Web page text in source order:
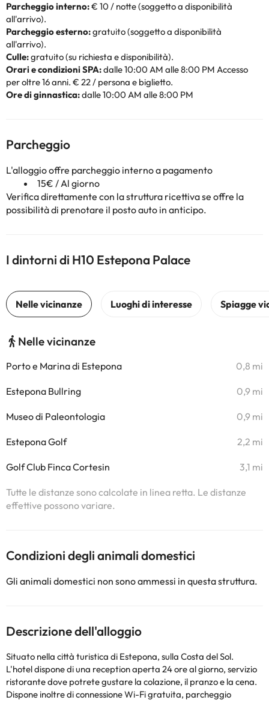
Parcheggio interno:€ 10 / notte (soggetto a disponibilità
all'arrivo).
Parcheggio esterno:gratuito (soggetto a disponibilità
all'arrivo).
Culle:gratuito (su richiesta e disponibilità).
Orari e condizioni SPA:dalle 10:00 AM alle 8:00 PM Accesso
per oltre 16 anni. € 22 / persona e biglietto.
Ore di ginnastica:dalle 10:00 AM alle 8:00 PM
Parcheggio
L'alloggio offre parcheggio interno a pagamento
15€ / Al giorno
Verifica direttamente con la struttura ricettiva se offre la
possibilità di prenotare il posto auto in anticipo.
I dintorni di H10 Estepona Palace
Nelle vicinanze
Porto e Marina di Estepona 0,8 mi
Estepona Bullring 0,9 mi
Museo di Paleontologia 0,9 mi
Estepona Golf 2,2 mi
Golf Club Finca Cortesin 3,1 mi
Tutte le distanze sono calcolate in linea retta. Le distanze
effettive possono variare.
Condizioni degli animali domestici
Gli animali domestici non sono ammessi in questa struttura.
Descrizione dell'alloggio
Situato nella città turistica di Estepona, sulla Costa del Sol.
L'hotel dispone di una reception aperta 24 ore al giorno, servizio
ristorante dove potrete gustare la colazione, il pranzo e la cena.
Dispone inoltre di connessione Wi-Fi gratuita, parcheggio